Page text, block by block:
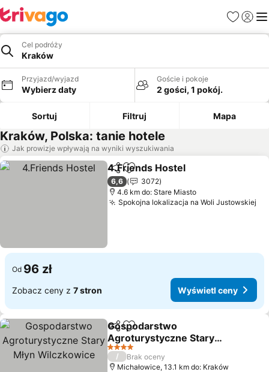
Ulubione
Cel podróży
Kraków
Przyjazd/wyjazd
Wybierz daty
Goście i pokoje
2 gości, 1 pokój.
Sortuj Filtruj Mapa
Kraków, Polska: tanie hotele
Jak prowizje wpływają na wyniki wyszukiwania
Udostępnij
Dodaj do ulubionych
4.Friends Hostel
6,6
3072
4.6 km do: Stare Miasto
Spokojna lokalizacja na Woli Justowskiej
Od 96 zł
Zobacz ceny z 7 stron Wyświetl ceny
Udostępnij
Dodaj do ulubionych
Gospodarstwo
Agroturystyczne Stary
Młyn Wilczkowice
Wyświetl ceny
4 Kategoria
/
Brak oceny
Michałowice, 13.1 km do: Kraków